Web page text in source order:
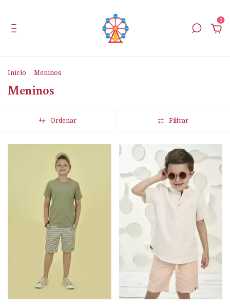
0
Início . Meninos
Meninos
Ordenar Filtrar